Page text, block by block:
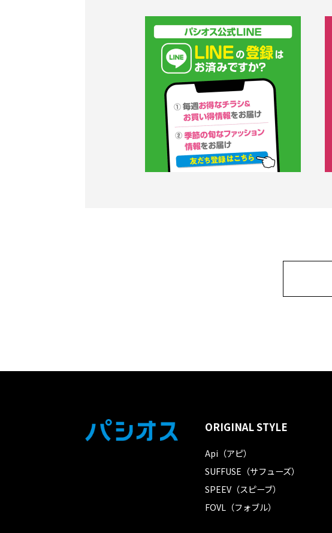
ORIGINAL STYLE
Api（アピ）
SUFFUSE（サフューズ）
SPEEV（スピーブ）
FOVL（フォブル）